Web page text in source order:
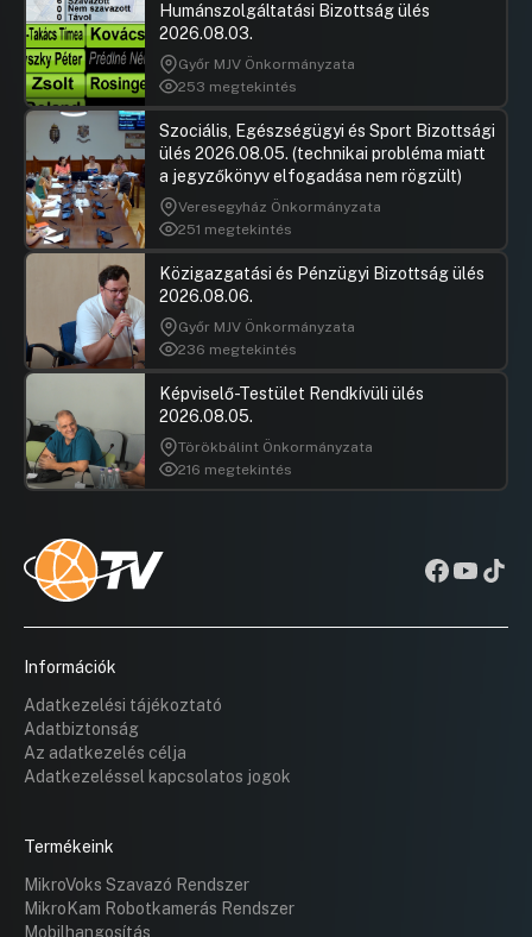
Humánszolgáltatási Bizottság ülés
2026.08.03.
Győr MJV Önkormányzata
253 megtekintés
Szociális, Egészségügyi és Sport Bizottsági
ülés 2026.08.05. (technikai probléma miatt
a jegyzőkönyv elfogadása nem rögzült)
Veresegyház Önkormányzata
251 megtekintés
Közigazgatási és Pénzügyi Bizottság ülés
2026.08.06.
Győr MJV Önkormányzata
236 megtekintés
Képviselő-Testület Rendkívüli ülés
2026.08.05.
Törökbálint Önkormányzata
216 megtekintés
Információk
Adatkezelési tájékoztató
Adatbiztonság
Az adatkezelés célja
Adatkezeléssel kapcsolatos jogok
Termékeink
MikroVoks Szavazó Rendszer
MikroKam Robotkamerás Rendszer
Mobilhangosítás